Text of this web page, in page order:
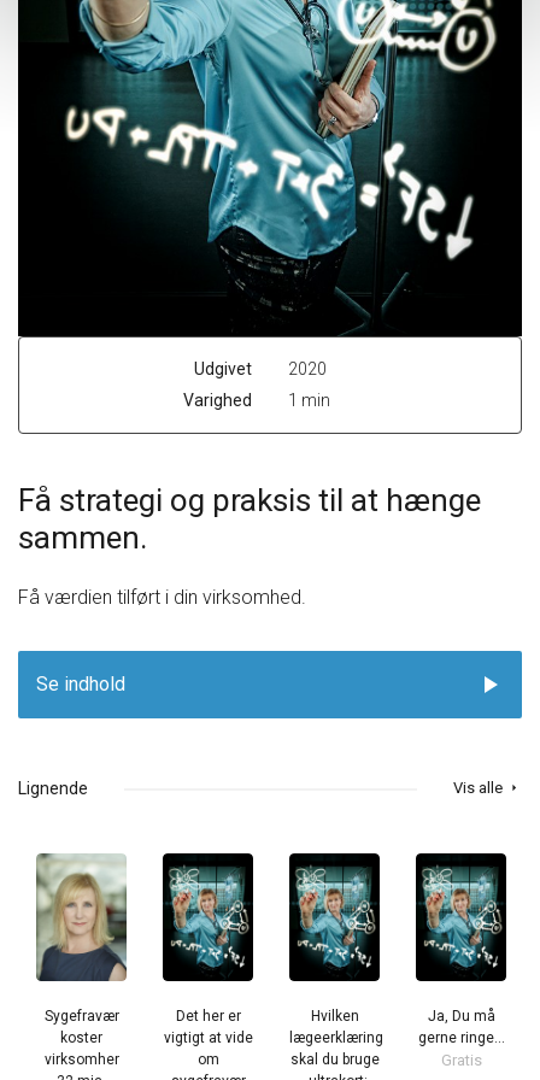
Udgivet
2020
Varighed
1 min
Få strategi og praksis til at hænge
sammen.
Få værdien tilført i din virksomhed.
Se indhold play_arrow
Lignende Vis alle arrow_right
Sygefravær
koster
virksomher
Det her er
vigtigt at vide
om
Hvilken
lægeerklæring
skal du bruge
Ja, Du må
gerne ringe...
Gratis